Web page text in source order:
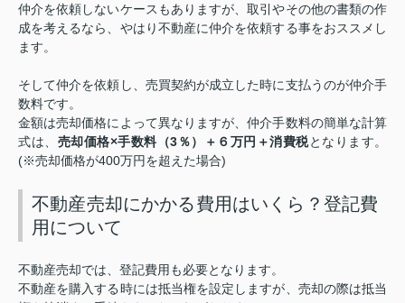
仲介を依頼しないケースもありますが、取引やその他の書類の作
成を考えるなら、やはり不動産に仲介を依頼する事をおススメし
ます。
そして仲介を依頼し、売買契約が成立した時に支払うのが仲介手
数料です。
金額は売却価格によって異なりますが、仲介手数料の簡単な計算
式は、 売却価格×手数料（3％）＋６万円＋消費税となります。
(※売却価格が400万円を超えた場合)
不動産売却にかかる費用はいくら？登記費
用について
不動産売却では、登記費用も必要となります。
不動産を購入する時には抵当権を設定しますが、売却の際は抵当